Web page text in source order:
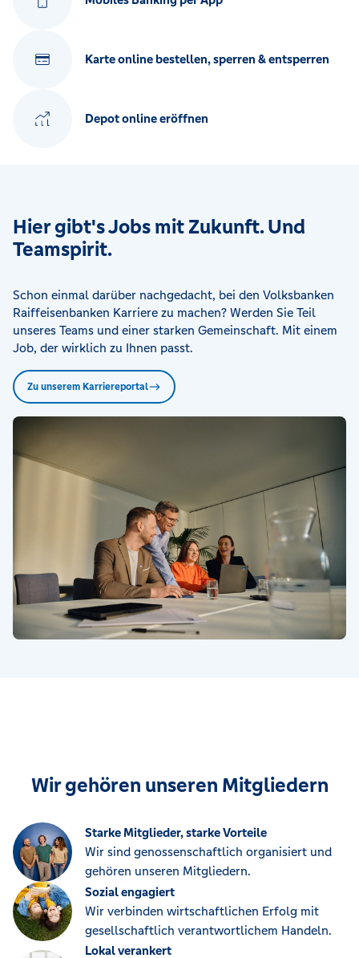
Karte online bestellen, sperren & entsperren
Depot online eröffnen
Hier gibt's Jobs mit Zukunft. Und
Teamspirit.
Schon einmal darüber nachgedacht, bei den Volksbanken
Raiffeisenbanken Karriere zu machen? Werden Sie Teil
unseres Teams und einer starken Gemeinschaft. Mit einem
Job, der wirklich zu Ihnen passt.
Zu unserem Karriereportal
Wir gehören unseren Mitgliedern
Starke Mitglieder, starke Vorteile
Wir sind genossenschaftlich organisiert und
gehören unseren Mitgliedern.
Sozial engagiert
Wir verbinden wirtschaftlichen Erfolg mit
gesellschaftlich verantwortlichem Handeln.
Lokal verankert